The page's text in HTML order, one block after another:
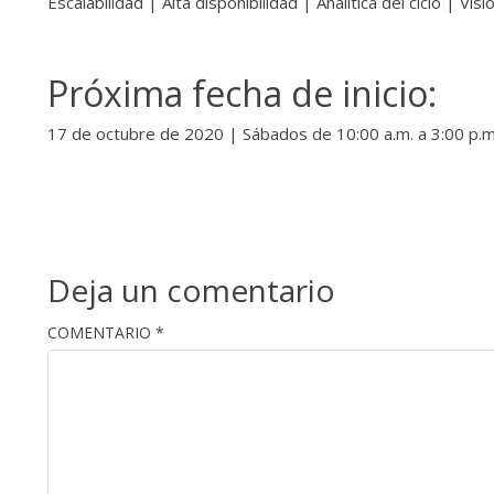
Próxima fecha de inicio:
17 de octubre de 2020 | Sábados de 10:00 a.m. a 3:00 p.m
Deja un comentario
COMENTARIO *